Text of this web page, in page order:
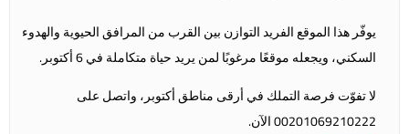
يوفّر هذا الموقع الفريد التوازن بين القرب من المرافق الحيوية والهدوء
السكني، ويجعله موقعًا مرغوبًا لمن يريد حياة متكاملة في 6 أكتوبر.
لا تفوّت فرصة التملك في أرقى مناطق أكتوبر، واتصل على
00201069210222 الآن.